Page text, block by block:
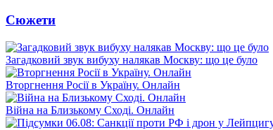
Сюжети
Загадковий звук вибуху налякав Москву: що це було
Вторгнення Росії в Україну. Онлайн
Війна на Близькому Сході. Онлайн